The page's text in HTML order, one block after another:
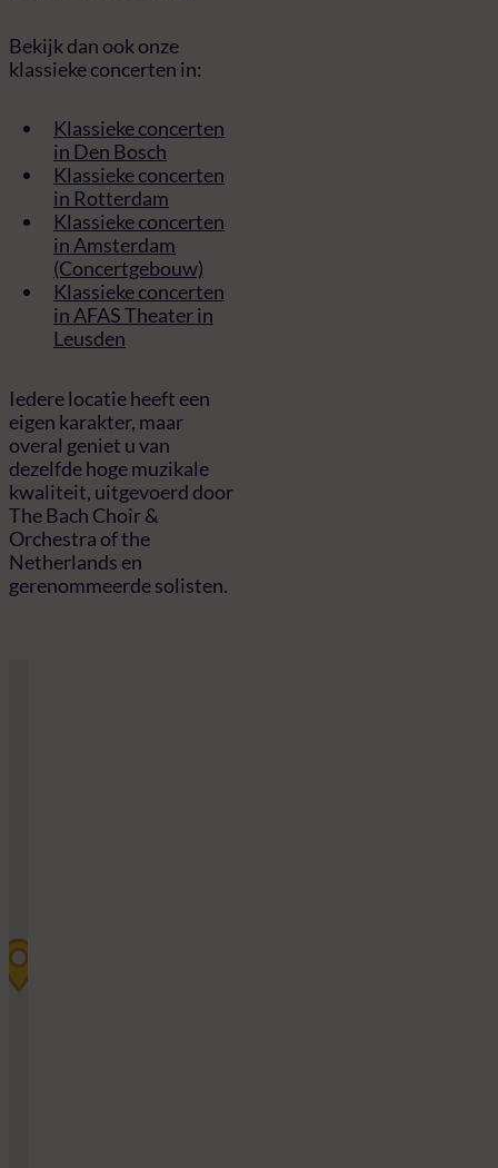
Bekijk dan ook onze
klassieke concerten in:
Klassieke concerten
in Den Bosch
Klassieke concerten
in Rotterdam
Klassieke concerten
in Amsterdam
(Concertgebouw)
Klassieke concerten
in AFAS Theater in
Leusden
Iedere locatie heeft een
eigen karakter, maar
overal geniet u van
dezelfde hoge muzikale
kwaliteit, uitgevoerd door
The Bach Choir &
Orchestra of the
Netherlands en
gerenommeerde solisten.